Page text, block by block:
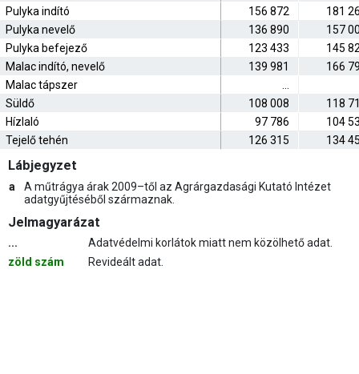
Pulyka indító
156 872
181
Pulyka nevelő
136 890
157
Pulyka befejező
123 433
145
Malac indító, nevelő
139 981
166
Malac tápszer
Süldő
108 008
118
Hízlaló
97 786
104
Tejelő tehén
126 315 134
Lábjegyzet
a
A műtrágya árak 2009–től az Agrárgazdasági Kutató Intézet
adatgyűjtéséből származnak.
Jelmagyarázat
...
Adatvédelmi korlátok miatt nem közölhető adat.
zöld szám
Revideált adat.